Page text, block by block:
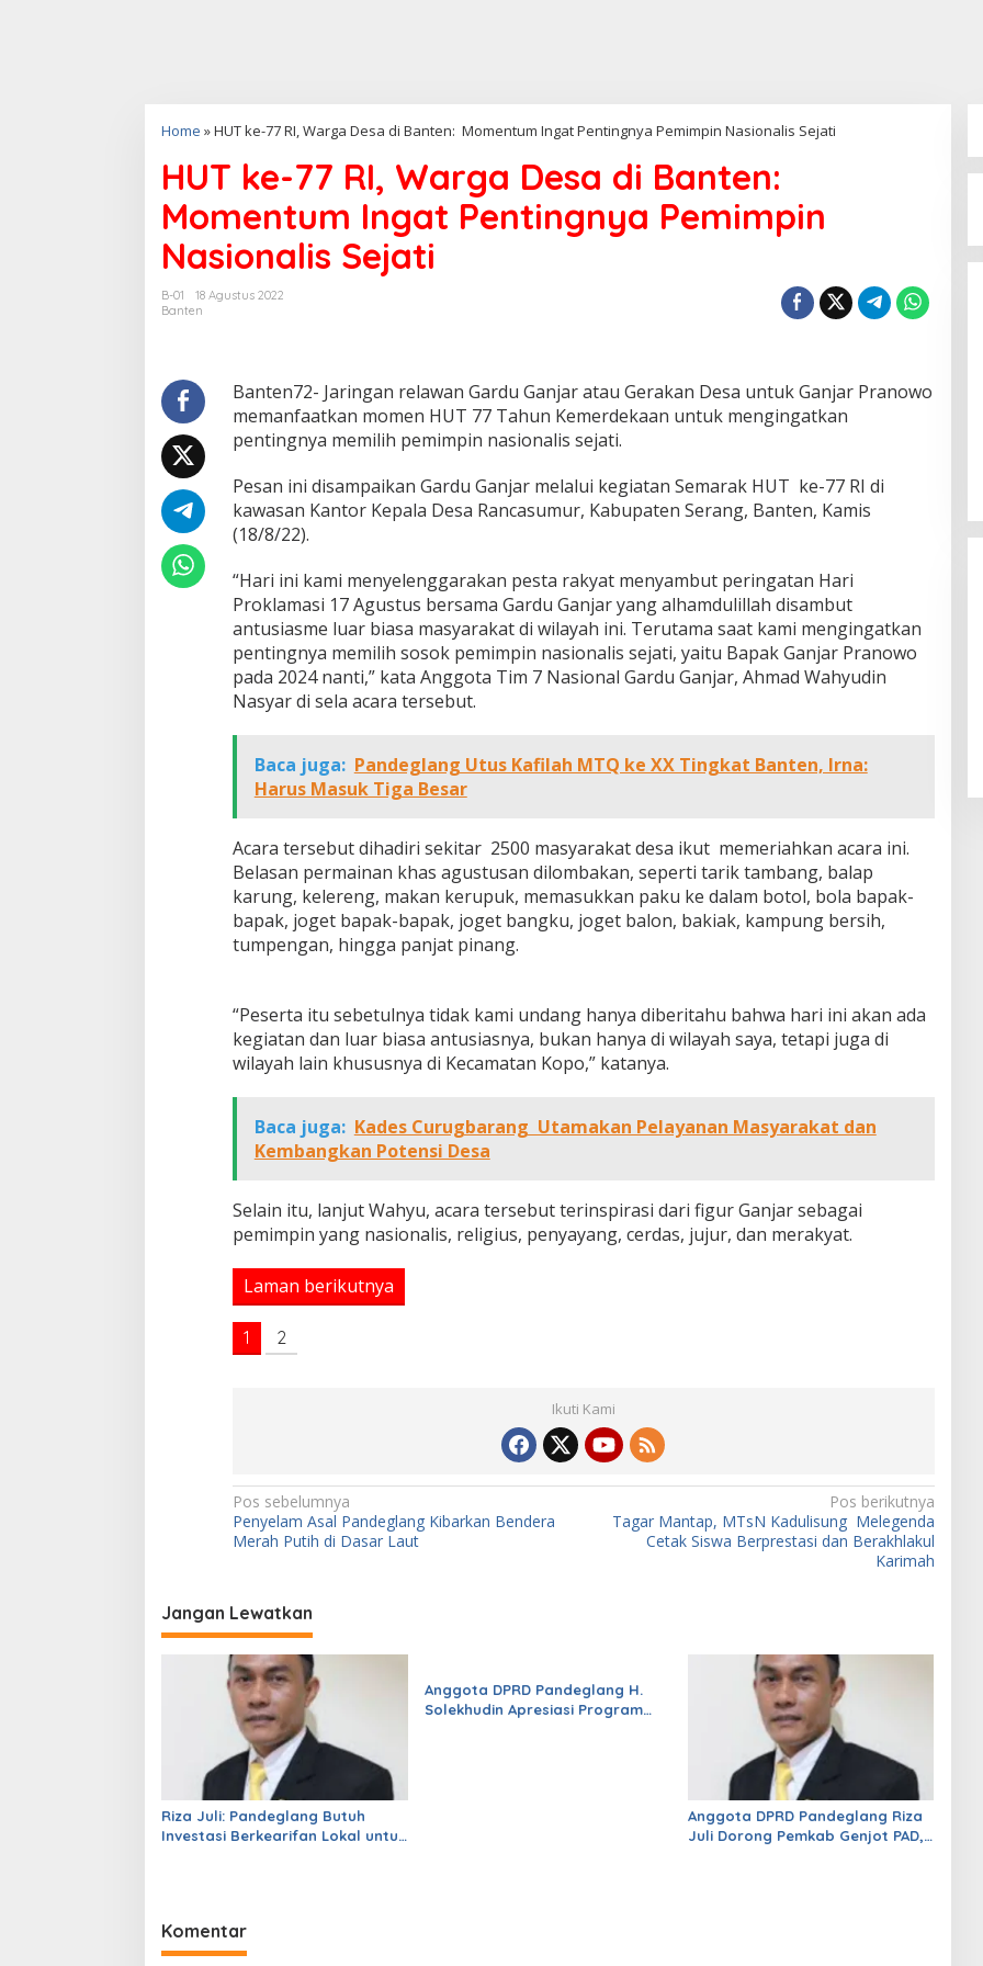
Home »HUT ke-77 RI, Warga Desa di Banten: Momentum Ingat Pentingnya Pemimpin Nasionalis Sejati
HUT ke-77 RI, Warga Desa di Banten:
Momentum Ingat Pentingnya Pemimpin
Nasionalis Sejati
B-01
18 Agustus 2022
Banten
Banten72- Jaringan relawan Gardu Ganjar atau Gerakan Desa untuk Ganjar Pranowo
memanfaatkan momen HUT 77 Tahun Kemerdekaan untuk mengingatkan
pentingnya memilih pemimpin nasionalis sejati.
Pesan ini disampaikan Gardu Ganjar melalui kegiatan Semarak HUT ke-77 RI di
kawasan Kantor Kepala Desa Rancasumur, Kabupaten Serang, Banten, Kamis
(18/8/22).
“Hari ini kami menyelenggarakan pesta rakyat menyambut peringatan Hari
Proklamasi 17 Agustus bersama Gardu Ganjar yang alhamdulillah disambut
antusiasme luar biasa masyarakat di wilayah ini. Terutama saat kami mengingatkan
pentingnya memilih sosok pemimpin nasionalis sejati, yaitu Bapak Ganjar Pranowo
pada 2024 nanti,” kata Anggota Tim 7 Nasional Gardu Ganjar, Ahmad Wahyudin
Nasyar di sela acara tersebut.
Baca juga: Pandeglang Utus Kafilah MTQ ke XX Tingkat Banten, Irna:
Harus Masuk Tiga Besar
Acara tersebut dihadiri sekitar 2500 masyarakat desa ikut memeriahkan acara ini.
Belasan permainan khas agustusan dilombakan, seperti tarik tambang, balap
karung, kelereng, makan kerupuk, memasukkan paku ke dalam botol, bola bapak-
bapak, joget bapak-bapak, joget bangku, joget balon, bakiak, kampung bersih,
tumpengan, hingga panjat pinang.
“Peserta itu sebetulnya tidak kami undang hanya diberitahu bahwa hari ini akan ada
kegiatan dan luar biasa antusiasnya, bukan hanya di wilayah saya, tetapi juga di
wilayah lain khususnya di Kecamatan Kopo,” katanya.
Baca juga: Kades Curugbarang Utamakan Pelayanan Masyarakat dan
Kembangkan Potensi Desa
Selain itu, lanjut Wahyu, acara tersebut terinspirasi dari figur Ganjar sebagai
pemimpin yang nasionalis, religius, penyayang, cerdas, jujur, dan merakyat.
Laman berikutnya
1 2
Ikuti Kami
N
a
i
g
a
s
i
p
o
s
Pos sebelumnya
Penyelam Asal Pandeglang Kibarkan Bendera
Merah Putih di Dasar Laut
Pos berikutnya
Tagar Mantap, MTsN Kadulisung Melegenda
Cetak Siswa Berprestasi dan Berakhlakul
Karimah
Jangan Lewatkan
Riza Juli: Pandeglang Butuh
Investasi Berkearifan Lokal untuk
Anggota DPRD Pandeglang H.
Solekhudin Apresiasi Program
Anggota DPRD Pandeglang Riza
Juli Dorong Pemkab Genjot PAD,
Komentar
Nasional hingga Oktober
Nobar Final Piala Dunia FIFA 2026,
Spanyol Tumbangkan Argentina